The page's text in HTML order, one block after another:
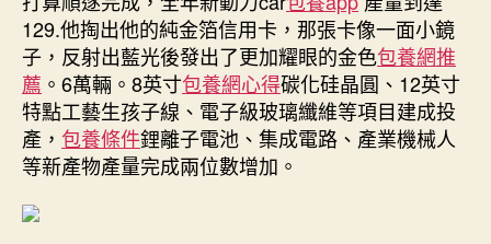
129.他掏出他的純金箔信用卡，那張卡像一面小鏡
子，反射出藍光後發出了更加耀眼的金色包養網推
薦 。6萬輛。8英寸包養網心得碳化硅晶圓、12英寸
特點工藝生孩子線、電子級玻璃纖維等項目建成投
產， 包養條件鋰離子電池、集成電路、產業機械人
等新產物產量完成兩位數增加。